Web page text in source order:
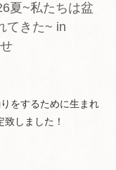
夏~私たちは盆
てきた~ in
をするために生まれ
しました！